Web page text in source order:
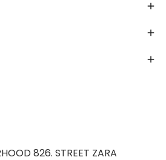
826. STREET ZARA